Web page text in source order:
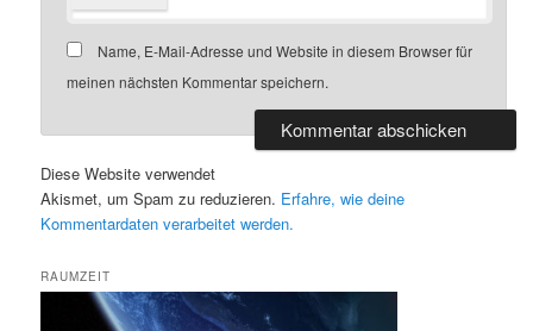
Name, E-Mail-Adresse und Website in diesem Browser für
meinen nächsten Kommentar speichern.
Diese Website verwendet
Akismet, um Spam zu reduzieren. Erfahre, wie deine
Kommentardaten verarbeitet werden.
RAUMZEIT